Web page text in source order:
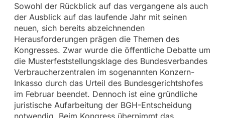
Sowohl der Rückblick auf das vergangene als auch
der Ausblick auf das laufende Jahr mit seinen
neuen, sich bereits abzeichnenden
Herausforderungen prägen die Themen des
Kongresses. Zwar wurde die öffentliche Debatte um
die Musterfeststellungsklage des Bundesverbandes
Verbraucherzentralen im sogenannten Konzern-
Inkasso durch das Urteil des Bundesgerichtshofes
im Februar beendet. Dennoch ist eine gründliche
juristische Aufarbeitung der BGH-Entscheidung
notwendig. Beim Kongress übernimmt das